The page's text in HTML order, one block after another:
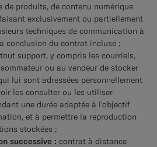
de produits, de contenu numérique
exclusivement ou partiellement
techniques de communication à
conclusion du contrat incluse ;
tout support, y compris les courriels,
ou au vendeur de stocker
lui sont adressées personnellement
les consulter ou les utiliser
une durée adaptée à l'objectif
et à permettre la reproduction
stockées ;
successive : contrat à distance